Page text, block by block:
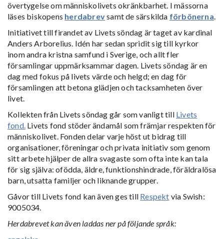
övertygelse om människolivets okränkbarhet. I mässorna
läses biskopens herdabrevsamt de särskilda förbönerna.
Initiativet till firandet av Livets söndag är taget av kardinal
Anders Arborelius. Idén har sedan spridit sig till kyrkor
inom andra kristna samfund i Sverige, och allt fler
församlingar uppmärksammar dagen. Livets söndag är en
dag med fokus på livets värde och helgd; en dag för
församlingen att betona glädjen och tacksamheten över
livet.
Kollekten från Livets söndag går som vanligt till Livets
fond. Livets fond stöder ändamål som främjar respekten för
människolivet. Fonden delar varje höst ut bidrag till
organisationer, föreningar och privata initiativ som genom
sitt arbete hjälper de allra svagaste som ofta inte kan tala
för sig själva: ofödda, äldre, funktionshindrade, föräldralösa
barn, utsatta familjer och liknande grupper.
Gåvor till Livets fond kan även ges till Respekt via Swish:
9005034.
Herdabrevet kan även laddas ner på följande språk: